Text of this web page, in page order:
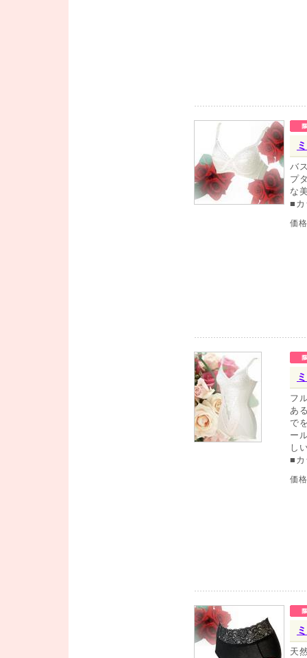
バ
プ
な
■カ
価格
フ
あ
で
ー
し
■カ
価格
天